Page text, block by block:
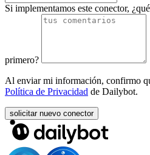
Si implementamos este conector,
primero?
Al enviar mi información, confirmo
Política de Privacidad de Dailybot.
solicitar nuevo conector